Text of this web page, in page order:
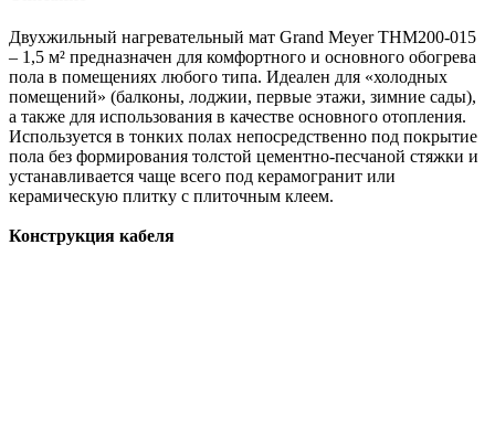
Двухжильный нагревательный мат Grand Meyer THM200-015
– 1,5 м² предназначен для комфортного и основного обогрева
пола в помещениях любого типа. Идеален для «холодных
помещений» (балконы, лоджии, первые этажи, зимние сады),
а также для использования в качестве основного отопления.
Используется в тонких полах непосредственно под покрытие
пола без формирования толстой цементно-песчаной стяжки и
устанавливается чаще всего под керамогранит или
керамическую плитку с плиточным клеем.
Конструкция кабеля